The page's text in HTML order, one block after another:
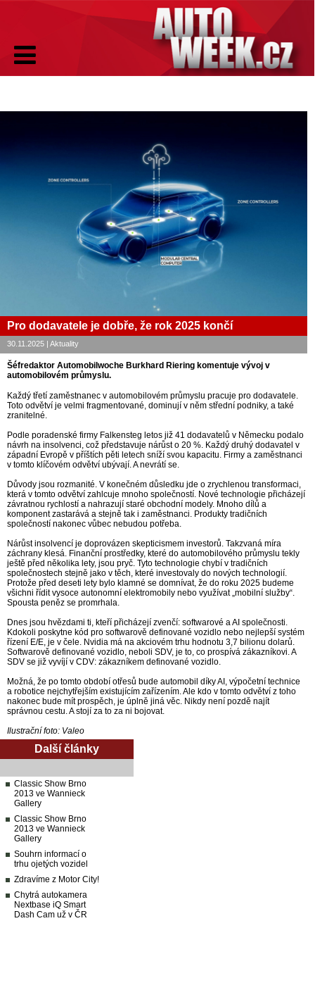
Pro dodavatele je dobře, že rok 2025 končí
30.11.2025 | Aktuality
Šéfredaktor Automobilwoche Burkhard Riering komentuje vývoj v
automobilovém průmyslu.
Každý třetí zaměstnanec v automobilovém průmyslu pracuje pro dodavatele.
Toto odvětví je velmi fragmentované, dominují v něm střední podniky, a také
zranitelné.
Podle poradenské firmy Falkensteg letos již 41 dodavatelů v Německu podalo
návrh na insolvenci, což představuje nárůst o 20 %. Každý druhý dodavatel v
západní Evropě v příštích pěti letech sníží svou kapacitu. Firmy a zaměstnanci
v tomto klíčovém odvětví ubývají. A nevrátí se.
Důvody jsou rozmanité. V konečném důsledku jde o zrychlenou transformaci,
která v tomto odvětví zahlcuje mnoho společností. Nové technologie přicházejí
závratnou rychlostí a nahrazují staré obchodní modely. Mnoho dílů a
komponent zastarává a stejně tak i zaměstnanci. Produkty tradičních
společností nakonec vůbec nebudou potřeba.
Nárůst insolvencí je doprovázen skepticismem investorů. Takzvaná míra
záchrany klesá. Finanční prostředky, které do automobilového průmyslu tekly
ještě před několika lety, jsou pryč. Tyto technologie chybí v tradičních
společnostech stejně jako v těch, které investovaly do nových technologií.
Protože před deseti lety bylo klamné se domnívat, že do roku 2025 budeme
všichni řídit vysoce autonomní elektromobily nebo využívat „mobilní služby“.
Spousta peněz se promrhala.
Dnes jsou hvězdami ti, kteří přicházejí zvenčí: softwarové a AI společnosti.
Kdokoli poskytne kód pro softwarově definované vozidlo nebo nejlepší systém
řízení E/E, je v čele. Nvidia má na akciovém trhu hodnotu 3,7 bilionu dolarů.
Softwarově definované vozidlo, neboli SDV, je to, co prospívá zákazníkovi. A
SDV se již vyvíjí v CDV: zákazníkem definované vozidlo.
Možná, že po tomto období otřesů bude automobil díky AI, výpočetní technice
a robotice nejchytřejším existujícím zařízením. Ale kdo v tomto odvětví z toho
nakonec bude mít prospěch, je úplně jiná věc. Nikdy není pozdě najít
správnou cestu. A stojí za to za ni bojovat.
Ilustrační foto: Valeo
Další články
Classic Show Brno
2013 ve Wannieck
Gallery
Classic Show Brno
2013 ve Wannieck
Gallery
Souhrn informací o
trhu ojetých vozidel
Zdravíme z Motor City!
Chytrá autokamera
Nextbase iQ Smart
Dash Cam už v ČR